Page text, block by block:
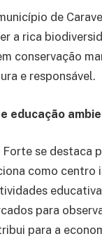
de
a rica
conservação
e responsável.
educação
Forte se
como
para
para a